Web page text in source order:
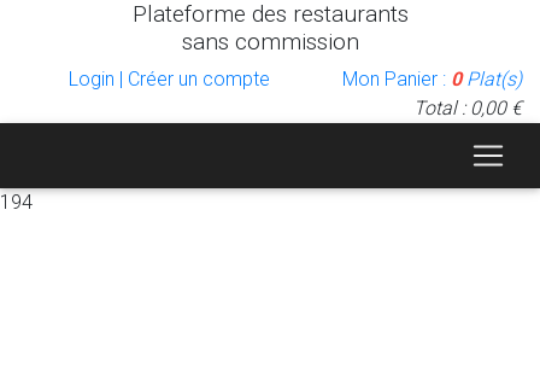
Plateforme des restaurants
sans commission
Login | Créer un compte Mon Panier : 0Plat(s)
Total : 0,00 €
194